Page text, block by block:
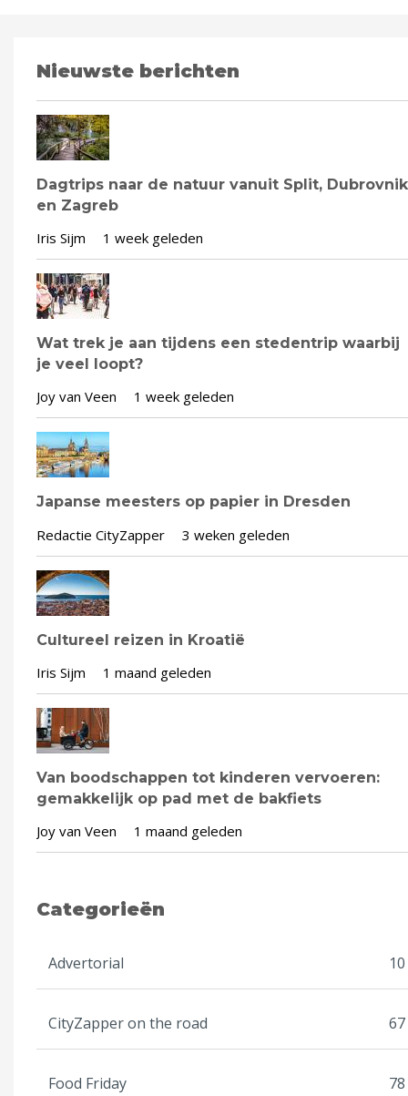
Nieuwste berichten
Dagtrips naar de natuur vanuit Split, Dubrovnik
en Zagreb
Iris Sijm 1 week geleden
Wat trek je aan tijdens een stedentrip waarbij
je veel loopt?
Joy van Veen 1 week geleden
Japanse meesters op papier in Dresden
Redactie CityZapper 3 weken geleden
Cultureel reizen in Kroatië
Iris Sijm 1 maand geleden
Van boodschappen tot kinderen vervoeren:
gemakkelijk op pad met de bakfiets
Joy van Veen 1 maand geleden
Categorieën
Advertorial 10
CityZapper on the road 67
Food Friday 78